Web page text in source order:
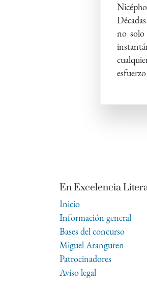
no solo
En Excelencia
Inicio
Información general
Bases del concurso
Miguel Aranguren
Patrocinadores
Aviso legal